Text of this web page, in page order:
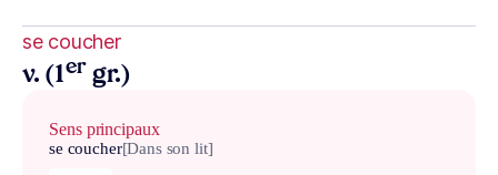
se coucher
v. (1er gr.)
Sens principaux
se coucher[Dans son lit]